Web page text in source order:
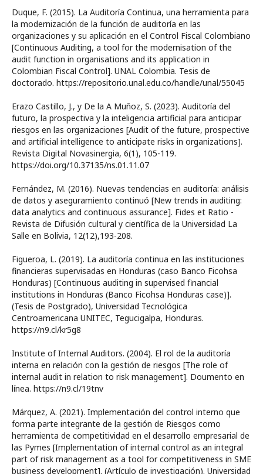
Duque, F. (2015). La Auditoría Continua, una herramienta para
la modernización de la función de auditoría en las
organizaciones y su aplicación en el Control Fiscal Colombiano
[Continuous Auditing, a tool for the modernisation of the
audit function in organisations and its application in
Colombian Fiscal Control]. UNAL Colombia. Tesis de
doctorado. https://repositorio.unal.edu.co/handle/unal/55045
Erazo Castillo, J., y De la A Muñoz, S. (2023). Auditoría del
futuro, la prospectiva y la inteligencia artificial para anticipar
riesgos en las organizaciones [Audit of the future, prospective
and artificial intelligence to anticipate risks in organizations].
Revista Digital Novasinergia, 6(1), 105-119.
https://doi.org/10.37135/ns.01.11.07
Fernández, M. (2016). Nuevas tendencias en auditoría: análisis
de datos y aseguramiento continuó [New trends in auditing:
data analytics and continuous assurance]. Fides et Ratio -
Revista de Difusión cultural y científica de la Universidad La
Salle en Bolivia, 12(12),193-208.
Figueroa, L. (2019). La auditoría continua en las instituciones
financieras supervisadas en Honduras (caso Banco Ficohsa
Honduras) [Continuous auditing in supervised financial
institutions in Honduras (Banco Ficohsa Honduras case)].
(Tesis de Postgrado), Universidad Tecnológica
Centroamericana UNITEC, Tegucigalpa, Honduras.
https://n9.cl/kr5g8
Institute of Internal Auditors. (2004). El rol de la auditoría
interna en relación con la gestión de riesgos [The role of
internal audit in relation to risk management]. Doumento en
línea. https://n9.cl/19tnv
Márquez, A. (2021). Implementación del control interno que
forma parte integrante de la gestión de Riesgos como
herramienta de competitividad en el desarrollo empresarial de
las Pymes [Implementation of internal control as an integral
part of risk management as a tool for competitiveness in SME
business development]. (Artículo de investigación). Universidad